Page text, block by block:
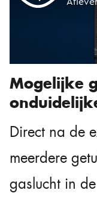
Mogelijke
Direct na de
meerdere
gaslucht in